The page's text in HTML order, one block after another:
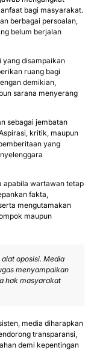
publik.
mengangkat
bagi masyarakat.
berbagai persoalan,
belum berjalan
disampaikan
ruang bagi
demikian,
sarana menyerang
sebagai jembatan
kritik, maupun
yang
wartawan tetap
fakta,
mengutamakan
oposisi. Media
menyampaikan
media diharapkan